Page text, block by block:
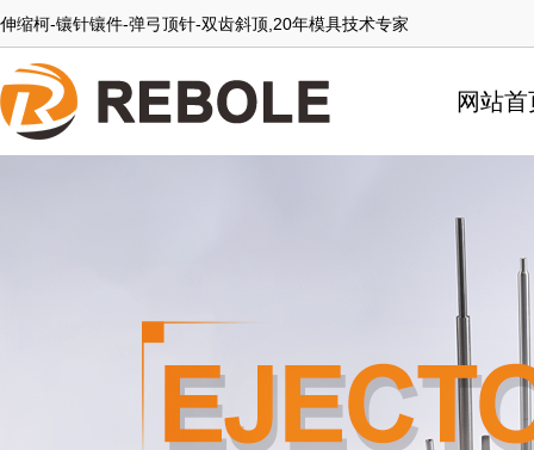
伸缩柯-镶针镶件-弹弓顶针-双齿斜顶,20年模具技术专家
网站首